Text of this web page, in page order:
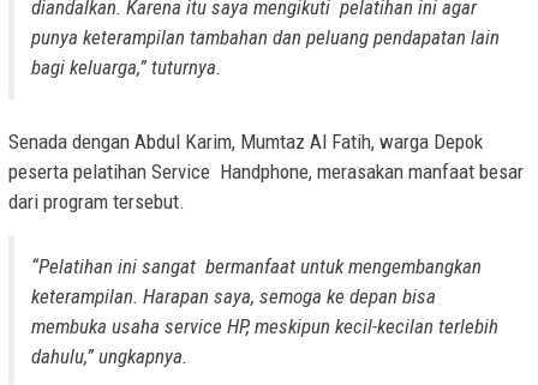
diandalkan. Karena itu saya mengikuti pelatihan ini agar
punya keterampilan tambahan dan peluang pendapatan lain
bagi keluarga,” tuturnya.
Senada dengan Abdul Karim, Mumtaz Al Fatih, warga Depok
peserta pelatihan Service Handphone, merasakan manfaat besar
dari program tersebut.
“Pelatihan ini sangat bermanfaat untuk mengembangkan
keterampilan. Harapan saya, semoga ke depan bisa
membuka usaha service HP, meskipun kecil-kecilan terlebih
dahulu,” ungkapnya.